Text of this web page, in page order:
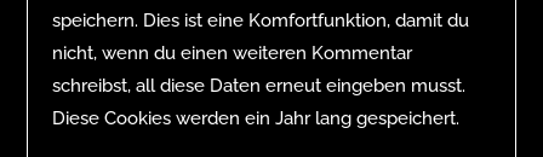
speichern. Dies ist eine Komfortfunktion, damit du
nicht, wenn du einen weiteren Kommentar
schreibst, all diese Daten erneut eingeben musst.
Diese Cookies werden ein Jahr lang gespeichert.